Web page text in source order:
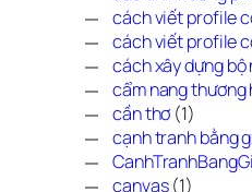
cách viết profile
cách viết profile
cách xây dựng
cẩm nang thương
cần thơ (1)
cạnh tranh bằng
canvas(1)